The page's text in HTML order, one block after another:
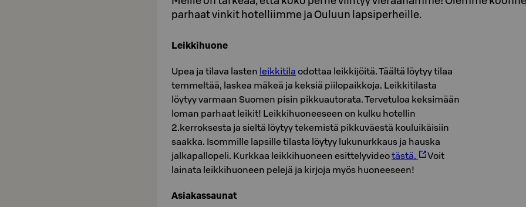
parhaat vinkit hotelliimme ja Ouluun lapsiperheille.
Leikkihuone
Upea ja tilava lasten leikkitila odottaa leikkijöitä. Täältä löytyy tilaa
temmeltää, laskea mäkeä ja keksiä piilopaikkoja. Leikkitilasta
löytyy varmaan Suomen pisin pikkuautorata. Tervetuloa keksimään
loman parhaat leikit! Leikkihuoneeseen on kulku hotellin
2.kerroksesta ja sieltä löytyy tekemistä pikkuväestä kouluikäisiin
saakka. Isommille lapsille tilasta löytyy lukunurkkaus ja hauska
jalkapallopeli. Kurkkaa leikkihuoneen esittelyvideotästä.
Voit
lainata leikkihuoneen pelejä ja kirjoja myös huoneeseen!
Asiakassaunat